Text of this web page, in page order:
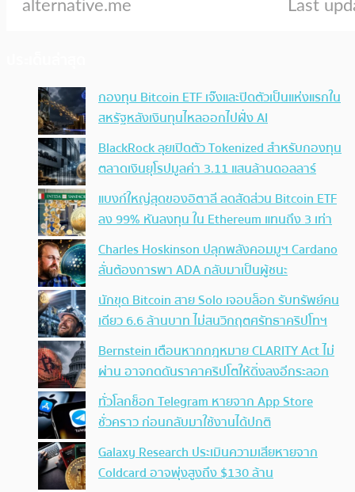
กองทุน Bitcoin ETF เจ๊งและปิดตัวเป็นแห่งแรกใน
สหรัฐหลังเงินทุนไหลออกไปฝั่ง AI
BlackRock ลุยเปิดตัว Tokenized สำหรับกองทุน
ตลาดเงินยุโรปมูลค่า 3.11 แสนล้านดอลลาร์
แบงก์ใหญ่สุดของอิตาลี ลดสัดส่วน Bitcoin ETF
ลง 99% หันลงทุน ใน Ethereum แทนถึง 3 เท่า
Charles Hoskinson ปลุกพลังคอมมูฯ Cardano
ลั่นต้องการพา ADA กลับมาเป็นผู้ชนะ
นักขุด Bitcoin สาย Solo เจอบล็อก รับทรัพย์คน
เดียว 6.6 ล้านบาท ไม่สนวิกฤตศรัทธาคริปโทฯ
Bernstein เตือนหากกฎหมาย CLARITY Act ไม่
ผ่าน อาจกดดันราคาคริปโตให้ดิ่งลงอีกระลอก
ทั่วโลกช็อก Telegram หายจาก App Store
ชั่วคราว ก่อนกลับมาใช้งานได้ปกติ
Galaxy Research ประเมินความเสียหายจาก
Coldcard อาจพุ่งสูงถึง $130 ล้าน